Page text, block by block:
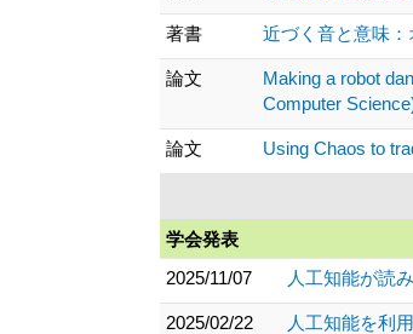
著書 近づく音と意味：
論文
Making a robot
Computer
論文 Using Chaos to
学会発表
2025/11/07
人工知能が読
2025/02/22
人工知能を利